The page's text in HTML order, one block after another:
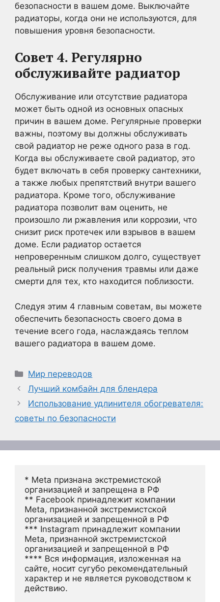
безопасности в вашем доме. Выключайте
радиаторы, когда они не используются, для
повышения уровня безопасности.
Совет 4. Регулярно
обслуживайте радиатор
Обслуживание или отсутствие радиатора
может быть одной из основных опасных
причин в вашем доме. Регулярные проверки
важны, поэтому вы должны обслуживать
свой радиатор не реже одного раза в год.
Когда вы обслуживаете свой радиатор, это
будет включать в себя проверку сантехники,
а также любых препятствий внутри вашего
радиатора. Кроме того, обслуживание
радиатора позволит вам оценить, не
произошло ли ржавления или коррозии, что
снизит риск протечек или взрывов в вашем
доме. Если радиатор остается
непроверенным слишком долго, существует
реальный риск получения травмы или даже
смерти для тех, кто находится поблизости.
Следуя этим 4 главным советам, вы можете
обеспечить безопасность своего дома в
течение всего года, наслаждаясь теплом
вашего радиатора в вашем доме.
Рубрики
Мир переводов
Лучший комбайн для блендера
Использование удлинителя обогревателя:
советы по безопасности
* Meta признана экстремистской
организацией и запрещена в РФ
** Facebook принадлежит компании
Meta, признанной экстремистской
организацией и запрещенной в РФ
*** Instagram принадлежит компании
Meta, признанной экстремистской
организацией и запрещенной в РФ
**** Вся информация, изложенная на
сайте, носит сугубо рекомендательный
характер и не является руководством к
действию.